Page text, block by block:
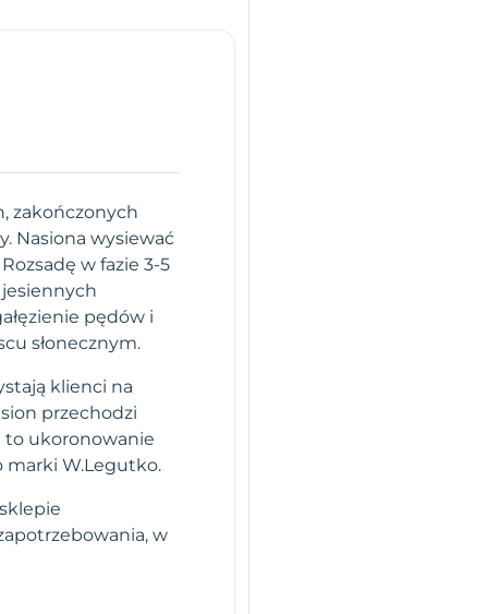
zakończonych
Nasiona wysiewać
w fazie 3-5
pędów i
słonecznym.
klienci na
przechodzi
to ukoronowanie
marki W.Legutko.
w